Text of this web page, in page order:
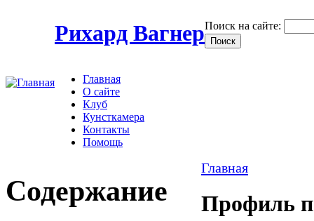
Рихард ВагнерПоиск на сайте:
Главная
О сайте
Клуб
Кунсткамера
Контакты
Помощь
Содержание
Главная
Профиль